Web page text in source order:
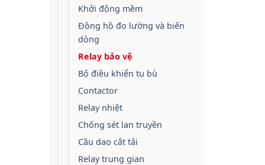
Khởi động mềm
Đồng hồ đo lường và biến
dòng
Relay bảo vệ
Bộ điều khiển tụ bù
Contactor
Relay nhiệt
Chống sét lan truyền
Cầu dao cắt tải
Relay trung gian